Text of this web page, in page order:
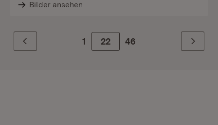
Bilder ansehen
Zurück 1 Zur Seite
22 46 Weiter